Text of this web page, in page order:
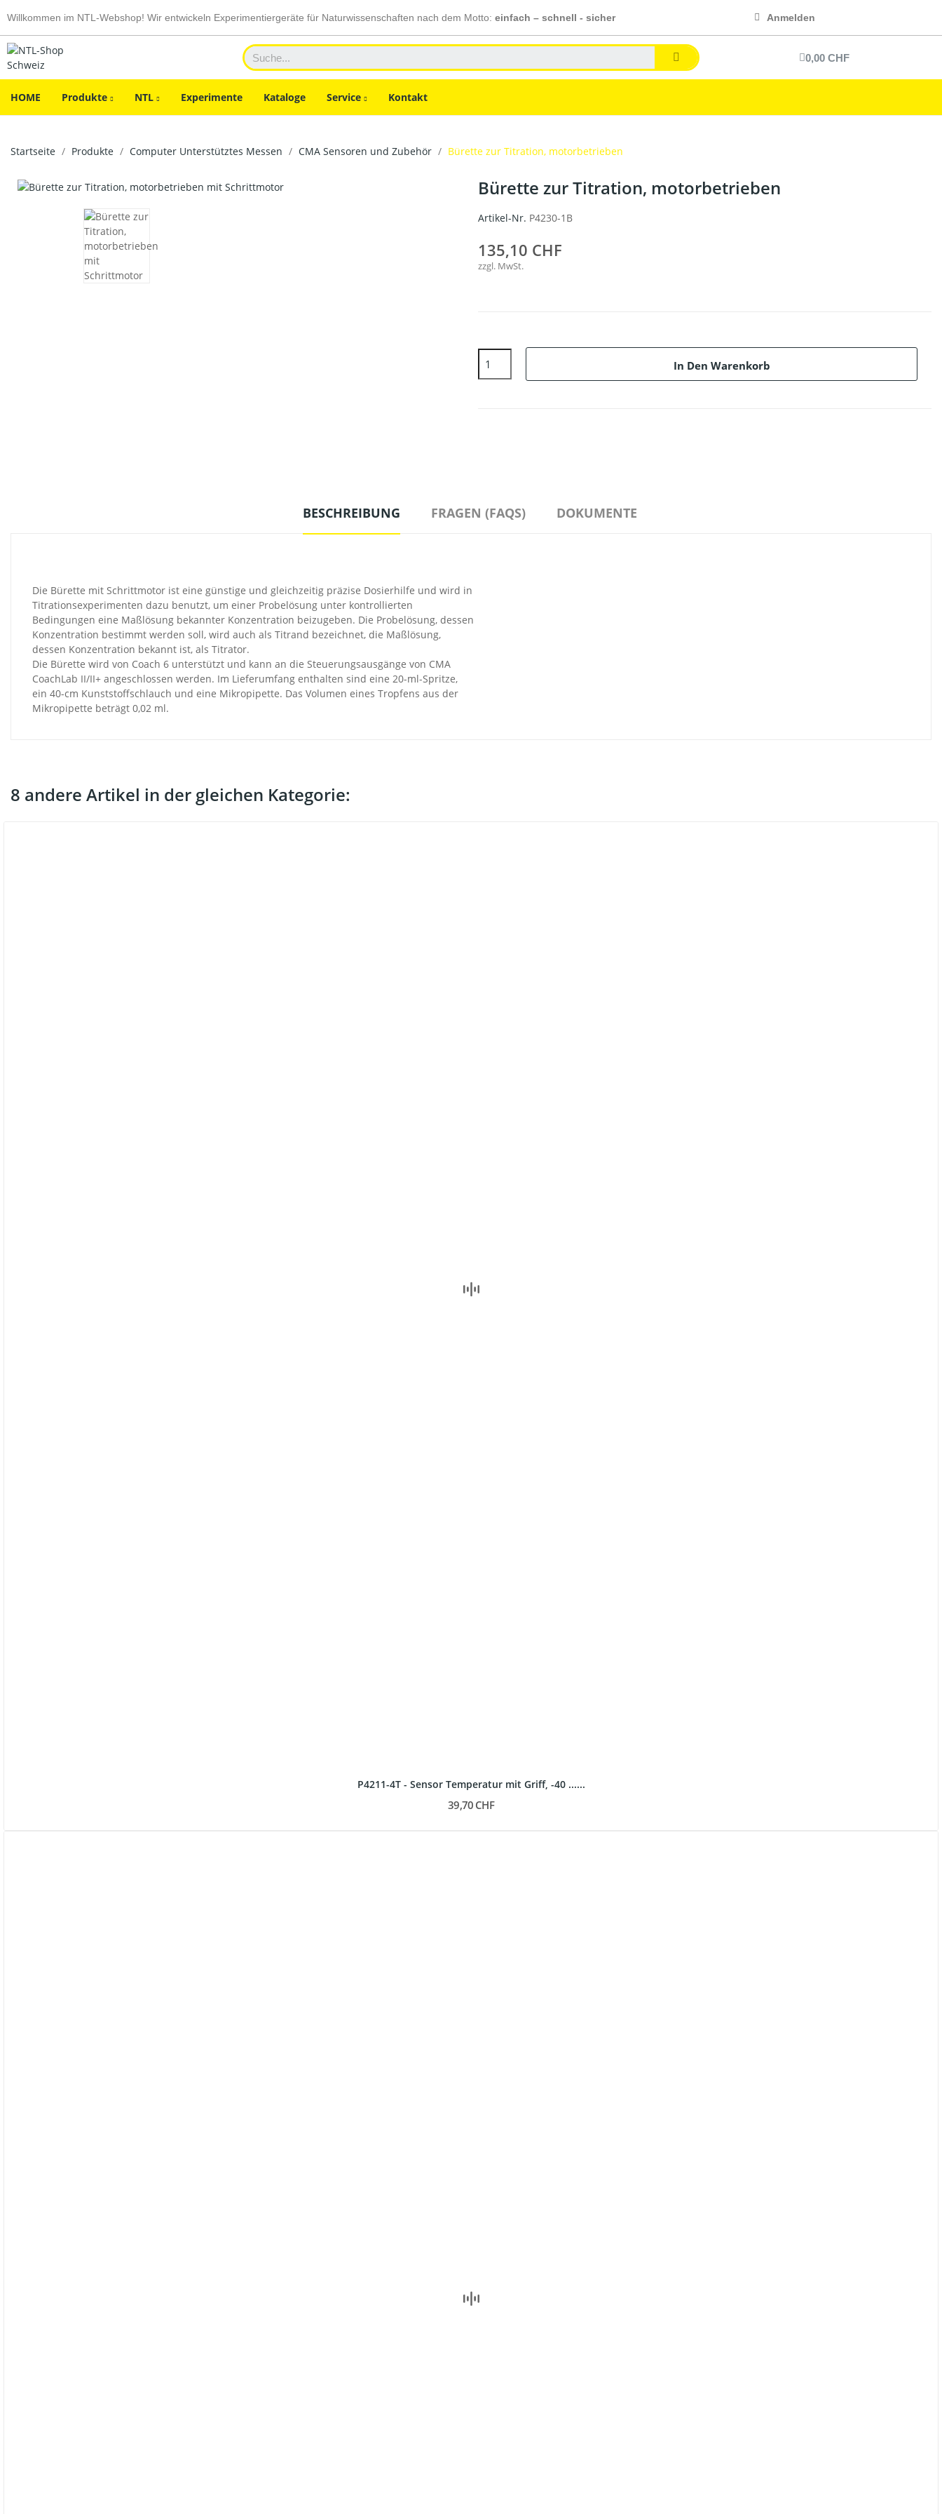
Willkommen im NTL-Webshop! Wir entwickeln Experimentiergeräte für Naturwissenschaften nach dem Motto: einfach – schnell - sicher Anmelden
0,00 CHF
HOME Produkte NTL Experimente Kataloge Service Kontakt
Startseite Produkte Computer Unterstütztes Messen CMA Sensoren und Zubehör Bürette zur Titration, motorbetrieben
Bürette zur Titration, motorbetrieben
Artikel-Nr. P4230-1B
135,10 CHF
zzgl. MwSt.
In Den Warenkorb
BESCHREIBUNG FRAGEN (FAQS) DOKUMENTE
Die Bürette mit Schrittmotor ist eine günstige und gleichzeitig präzise Dosierhilfe und wird in
Titrationsexperimenten dazu benutzt, um einer Probelösung unter kontrollierten
Bedingungen eine Maßlösung bekannter Konzentration beizugeben. Die Probelösung, dessen
Konzentration bestimmt werden soll, wird auch als Titrand bezeichnet, die Maßlösung,
dessen Konzentration bekannt ist, als Titrator.
Die Bürette wird von Coach 6 unterstützt und kann an die Steuerungsausgänge von CMA
CoachLab II/II+ angeschlossen werden. Im Lieferumfang enthalten sind eine 20-ml-Spritze,
ein 40-cm Kunststoffschlauch und eine Mikropipette. Das Volumen eines Tropfens aus der
Mikropipette beträgt 0,02 ml.
8 andere Artikel in der gleichen Kategorie:
P4211-4T - Sensor Temperatur mit Griff, -40 ......
39,70 CHF